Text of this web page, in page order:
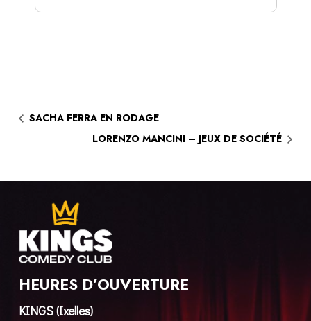
SACHA FERRA EN RODAGE
LORENZO MANCINI – JEUX DE SOCIÉTÉ
HEURES D’OUVERTURE
KINGS (Ixelles)